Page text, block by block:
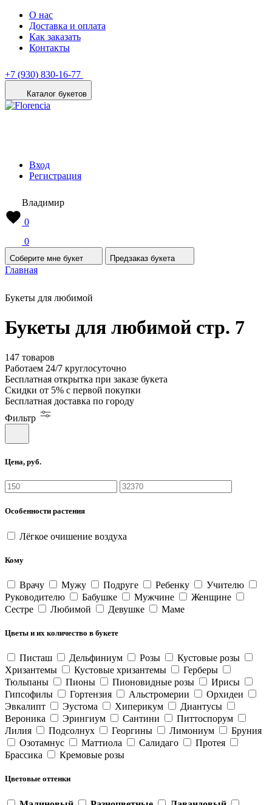
О нас
Доставка и оплата
Как заказать
Контакты
+7 (930) 830-16-77
Каталог букетов
Вход
Регистрация
Владимир
0
0
Соберите мне букет Предзаказ букета
Главная
Букеты для любимой
Букеты для любимой стр. 7
147 товаров
Работаем 24/7 круглосуточно
Бесплатная открытка при заказе букета
Скидки от 5% с первой покупки
Бесплатная доставка по городу
Фильтр
Цена, руб.
Особенности растения
Лёгкое очишение воздуха
Кому
Врачу Мужу Подруге Ребенку
Учителю
Руководителю
Бабушке Мужчине
Женщине
Сестре
Любимой Девушке Маме
Цветы и их количество в букете
Писташ Дельфиниум Розы
Кустовые розы
Хризантемы
Кустовые хризантемы
Герберы
Тюльпаны
Пионы Пионовидные розы
Ирисы
Гипсофилы
Гортензия Альстромерии
Орхидеи
Эвкалипт
Эустома Хиперикум
Диантусы
Вероника
Эрингиум Сантини
Питтоспорум
Лилия
Подсолнух Георгины Лимониум
Бруния
Озотамнус
Маттиола Салидаго
Протея
Брассика
Кремовые розы
Цветовые оттенки